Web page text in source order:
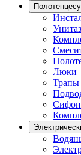
Люки
Трапы